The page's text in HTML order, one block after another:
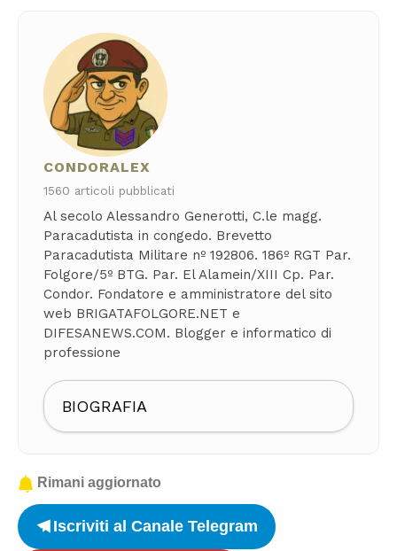
CONDORALEX
1560 articoli pubblicati
Al secolo Alessandro Generotti, C.le magg.
Paracadutista in congedo. Brevetto
Paracadutista Militare nº 192806. 186º RGT Par.
Folgore/5º BTG. Par. El Alamein/XIII Cp. Par.
Condor. Fondatore e amministratore del sito
web BRIGATAFOLGORE.NET e
DIFESANEWS.COM. Blogger e informatico di
professione
BIOGRAFIA
Rimani aggiornato
Iscriviti al Canale Telegram